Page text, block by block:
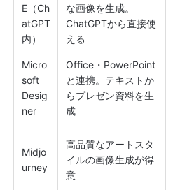
E（Ch
atGPT
内）
な画像を生成。
ChatGPTから直接使
える
Micro
soft
Desig
ner
Office・PowerPoint
と連携。テキストか
らプレゼン資料を生
成
Midjo
urney
高品質なアートスタ
イルの画像生成が得
意